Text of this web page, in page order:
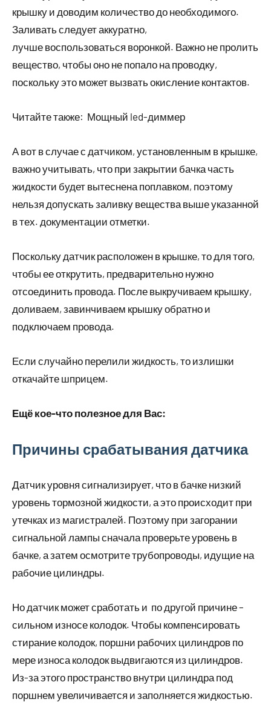
крышку и доводим количество до необходимого.
Заливать следует аккуратно,
лучше воспользоваться воронкой. Важно не пролить
вещество, чтобы оно не попало на проводку,
поскольку это может вызвать окисление контактов.
Читайте также: Мощный led-диммер
А вот в случае с датчиком, установленным в крышке,
важно учитывать, что при закрытии бачка часть
жидкости будет вытеснена поплавком, поэтому
нельзя допускать заливку вещества выше указанной
в тех. документации отметки.
Поскольку датчик расположен в крышке, то для того,
чтобы ее открутить, предварительно нужно
отсоединить провода. После выкручиваем крышку,
доливаем, завинчиваем крышку обратно и
подключаем провода.
Если случайно перелили жидкость, то излишки
откачайте шприцем.
Ещё кое-что полезное для Вас:
Причины срабатывания датчика
Датчик уровня сигнализирует, что в бачке низкий
уровень тормозной жидкости, а это происходит при
утечках из магистралей. Поэтому при загорании
сигнальной лампы сначала проверьте уровень в
бачке, а затем осмотрите трубопроводы, идущие на
рабочие цилиндры.
Но датчик может сработать и по другой причине –
сильном износе колодок. Чтобы компенсировать
стирание колодок, поршни рабочих цилиндров по
мере износа колодок выдвигаются из цилиндров.
Из-за этого пространство внутри цилиндра под
поршнем увеличивается и заполняется жидкостью.